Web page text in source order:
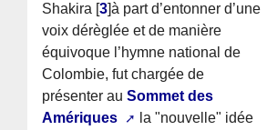
Shakira [3]à part d’entonner d’une
voix dérèglée et de manière
équivoque l’hymne national de
Colombie, fut chargée de
présenter auSommet des
Amériques
la "nouvelle" idée